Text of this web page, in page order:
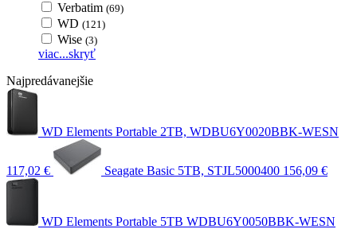
Verbatim (69)
WD (121)
Wise (3)
viac...skryť
Najpredávanejšie
WD Elements Portable 2TB, WDBU6Y0020BBK-WESN
117,02 € Seagate Basic 5TB, STJL5000400 156,09 €
WD Elements Portable 5TB WDBU6Y0050BBK-WESN